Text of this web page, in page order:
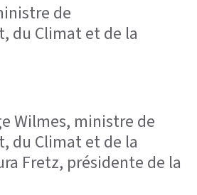
de
du Climat et de la
Wilmes, ministre de
du Climat et de la
Fretz, présidente de la